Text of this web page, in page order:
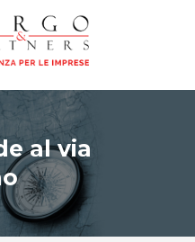
al via